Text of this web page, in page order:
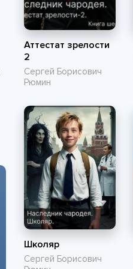
Аттестат зрелости
2
Сергей Борисович
Рюмин
Школяр
Сергей Борисович